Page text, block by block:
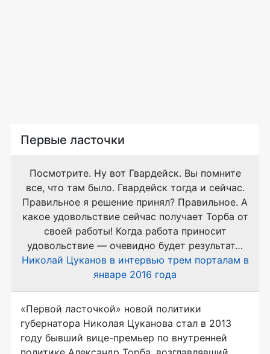
Первые ласточки
Посмотрите. Ну вот Гвардейск. Вы помните
все, что там было. Гвардейск тогда и сейчас.
Правильное я решение принял? Правильное. А
какое удовольствие сейчас получает Торба от
своей работы! Когда работа приносит
удовольствие — очевидно будет результат…
Николай Цуканов в интервью трем порталам в
январе 2016 года
«Первой ласточкой» новой политики
губернатора Николая Цуканова стал в 2013
году бывший вице-премьер по внутренней